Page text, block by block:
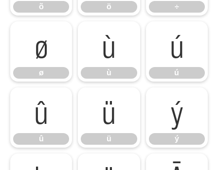
õ ö ÷
ø
ø
ù
ù
ú
ú
û
û
ü
ü
ý
ý